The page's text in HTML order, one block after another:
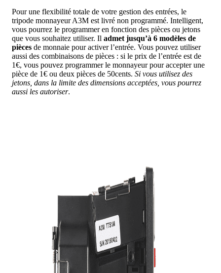
Pour une flexibilité totale de votre gestion des entrées, le
tripode monnayeur A3M est livré non programmé. Intelligent,
vous pourrez le programmer en fonction des pièces ou jetons
que vous souhaitez utiliser. Il admet jusqu’à 6 modèles de
pièces de monnaie pour activer l’entrée. Vous pouvez utiliser
aussi des combinaisons de pièces : si le prix de l’entrée est de
1€, vous pouvez programmer le monnayeur pour accepter une
pièce de 1€ ou deux pièces de 50cents. Si vous utilisez des
jetons, dans la limite des dimensions acceptées, vous pourrez
aussi les autoriser.